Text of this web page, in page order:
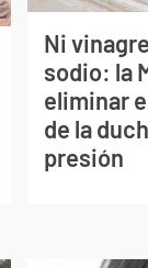
Ni
sodio: la
eliminar
de la
presión